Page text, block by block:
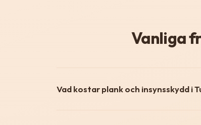
Vanliga
Vad kostar plank och insynsskydd i